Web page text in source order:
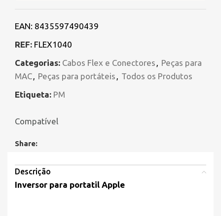
EAN: 8435597490439
REF: FLEX1040
Categorias: Cabos Flex e Conectores , Peças para
MAC, Peças para portáteis , Todos os Produtos
Etiqueta: PM
Compatível
Share:
Descrição
Inversor para portatil Apple